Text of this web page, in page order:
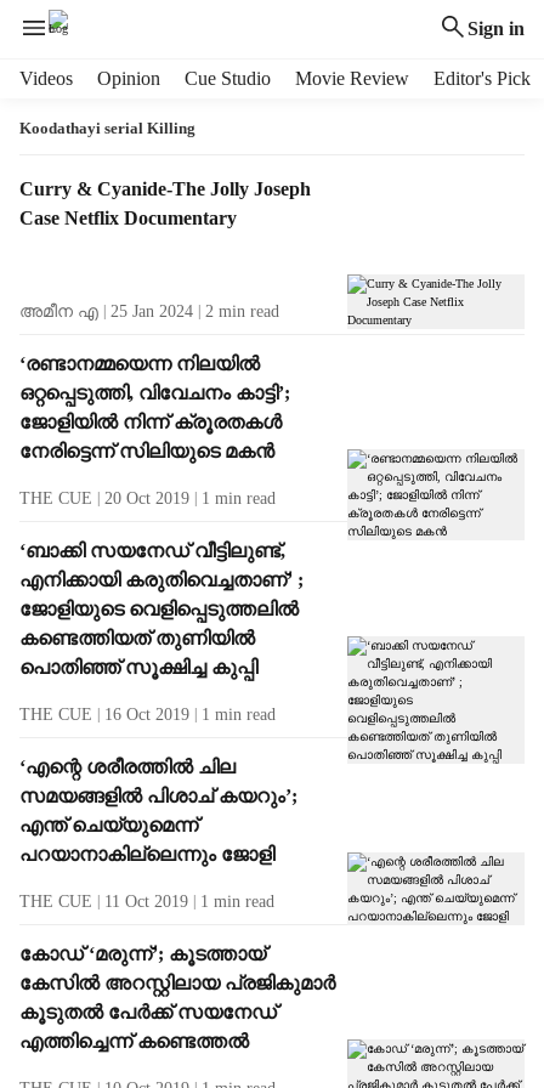
Sign in
Videos Opinion Cue Studio Movie Review Editor's Pick
Koodathayi serial Killing
T
a
s
t
s
Curry & Cyanide-The Jolly Joseph
Case Netflix Documentary
അമീന എ 25 Jan 2024 2 min read
‘രണ്ടാനമ്മയെന്ന നിലയില്‍
ഒറ്റപ്പെടുത്തി, വിവേചനം കാട്ടി’;
ജോളിയില്‍ നിന്ന് ക്രൂരതകള്‍
നേരിട്ടെന്ന് സിലിയുടെ മകന്‍
THE CUE 20 Oct 2019 1 min read
‘ബാക്കി സയനേഡ് വീട്ടിലുണ്ട്,
എനിക്കായി കരുതിവെച്ചതാണ്’ ;
ജോളിയുടെ വെളിപ്പെടുത്തലില്‍
കണ്ടെത്തിയത് തുണിയില്‍
പൊതിഞ്ഞ് സൂക്ഷിച്ച കുപ്പി
THE CUE 16 Oct 2019 1 min read
‘എന്റെ ശരീരത്തില്‍ ചില
സമയങ്ങളില്‍ പിശാച് കയറും’;
എന്ത് ചെയ്യുമെന്ന്
പറയാനാകില്ലെന്നും ജോളി
THE CUE 11 Oct 2019 1 min read
കോഡ് ‘മരുന്ന്’; കൂടത്തായ്
കേസില്‍ അറസ്റ്റിലായ പ്രജികുമാര്‍
കൂടുതല്‍ പേര്‍ക്ക് സയനേഡ്
എത്തിച്ചെന്ന് കണ്ടെത്തല്‍